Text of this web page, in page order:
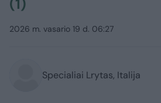
(1)
2026 m. vasario 19 d. 06:27
Specialiai Lrytas, Italija